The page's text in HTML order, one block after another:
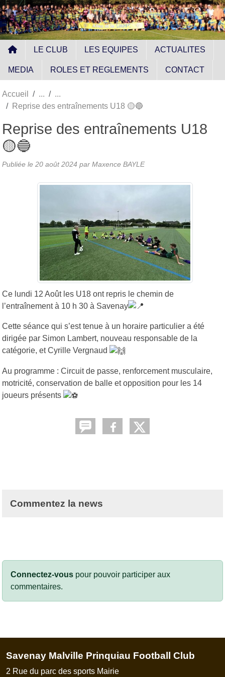
LE CLUB LES EQUIPES ACTUALITES
MEDIA ROLES ET REGLEMENTS CONTACT
Accueil
Reprise des entraînements U18 🟡🔵
Reprise des entraînements U18
🟡🔵
Publiée le 20 août 2024 par Maxence BAYLE
Ce lundi 12 Août les U18 ont repris le chemin de
l’entraînement à 10 h 30 à Savenay
Cette séance qui s’est tenue à un horaire particulier a été
dirigée par Simon Lambert, nouveau responsable de la
catégorie, et Cyrille Vergnaud
Au programme : Circuit de passe, renforcement musculaire,
motricité, conservation de balle et opposition pour les 14
joueurs présents
Commentez la news
Connectez-vous pour pouvoir participer aux
commentaires.
Savenay Malville Prinquiau Football Club
2 Rue du parc des sports Mairie
Panneau de gestion des cookies